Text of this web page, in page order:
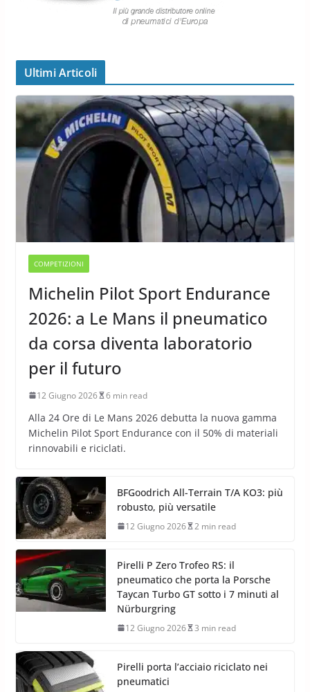
Ultimi Articoli
COMPETIZIONI
Michelin Pilot Sport Endurance
2026: a Le Mans il pneumatico
da corsa diventa laboratorio
per il futuro
12 Giugno 2026 6 min read
Alla 24 Ore di Le Mans 2026 debutta la nuova gamma
Michelin Pilot Sport Endurance con il 50% di materiali
rinnovabili e riciclati.
BFGoodrich All-Terrain T/A KO3: più
robusto, più versatile
12 Giugno 2026 2 min read
Pirelli P Zero Trofeo RS: il
pneumatico che porta la Porsche
Taycan Turbo GT sotto i 7 minuti al
Nürburgring
12 Giugno 2026 3 min read
Pirelli porta l’acciaio riciclato nei
pneumatici